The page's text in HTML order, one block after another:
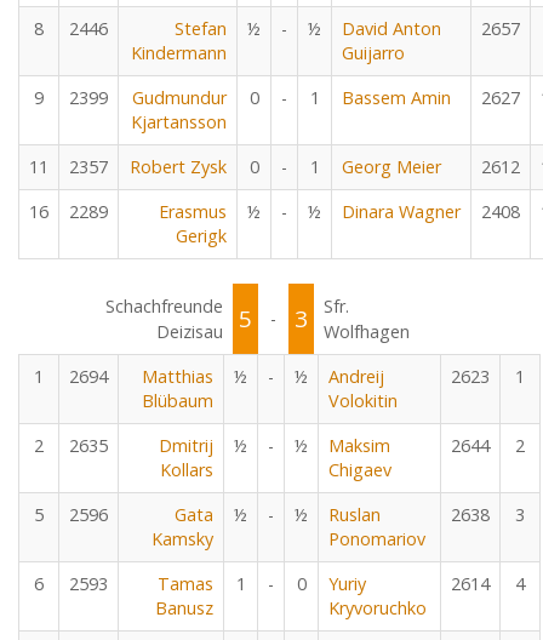
8 2446
Stefan
Kindermann
½ - ½
David Anton
Guijarro
2657
9 2399
Gudmundur
Kjartansson
0 - 1 Bassem Amin 2627
11 2357 Robert Zysk 0 - 1 Georg Meier 2612
16
2289
Erasmus
Gerigk
½ - ½ Dinara Wagner 2408
Schachfreunde
Deizisau
5 - 3
Sfr.
Wolfhagen
1
2694
Matthias
Blübaum
½ - ½
Andreij
Volokitin
2623 1
2 2635
Dmitrij
Kollars
½ - ½
Maksim
Chigaev
2644 2
5 2596
Gata
Kamsky
½ - ½
Ruslan
Ponomariov
2638 3
6 2593
Tamas
Banusz
1 - 0
Yuriy
Kryvoruchko
2614 4